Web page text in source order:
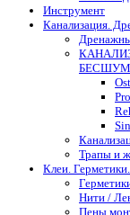
Инструмент
Канализация.
Трапы и
Клеи.
Нити /
Пены